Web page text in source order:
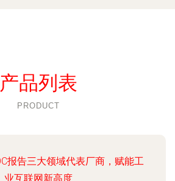
产品列表
PRODUCT